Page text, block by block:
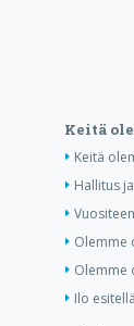
Keitä
Keitä
Hallitus
Olemme
Olemme
Ilo esitellä